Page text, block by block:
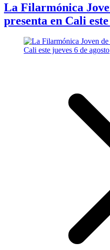
La Filarmónica
presenta en Cali